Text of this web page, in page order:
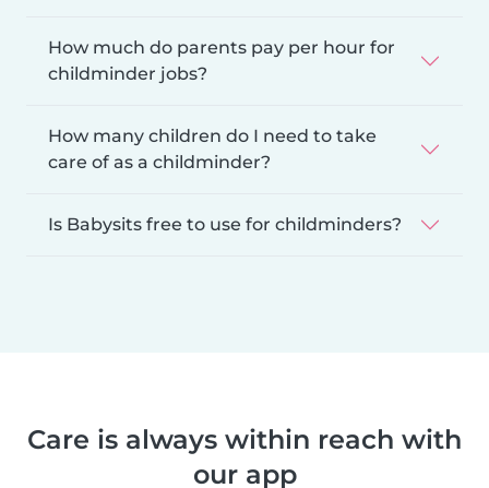
How much do parents pay per hour for
childminder jobs?
How many children do I need to take
care of as a childminder?
Is Babysits free to use for childminders?
Care is always within reach with
our app